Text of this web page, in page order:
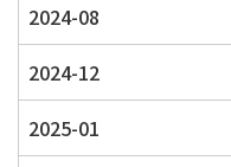
2024-08
2024-12
2025-01